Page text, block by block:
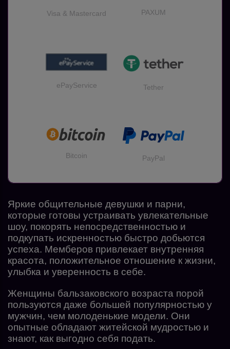
Visa & Mastercard PAXUM
ePayService Tether
Bitcoin PayPal
Яркие общительные девушки и парни,
которые готовы устраивать увлекательные
шоу, покорять непосредственностью и
подкупать искренностью быстро добьются
успеха. Мемберов привлекает внутренняя
красота, положительное отношение к жизни,
улыбка и уверенность в себе.
Женщины бальзаковского возраста порой
пользуются даже большей популярностью у
мужчин, чем молоденькие модели. Они
опытные обладают житейской мудростью и
знают, как выгодно себя подать.